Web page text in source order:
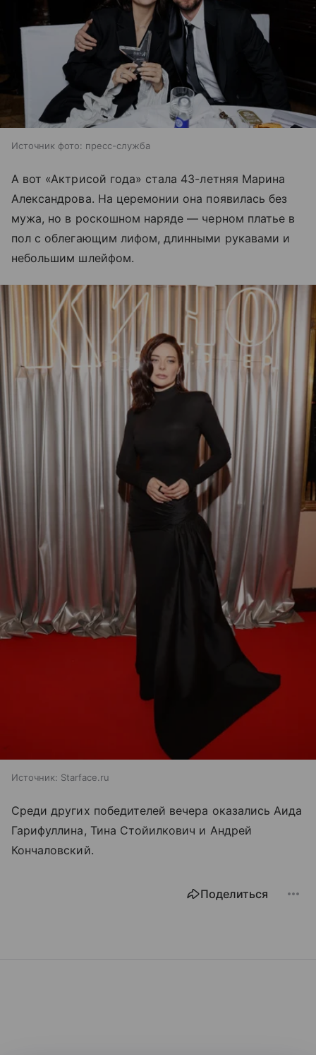
Источник фото: пресс-служба
А вот «Актрисой года» стала 43-летняя Марина
Александрова. На церемонии она появилась без
мужа, но в роскошном наряде — черном платье в
пол с облегающим лифом, длинными рукавами и
небольшим шлейфом.
Источник: Starface.ru
Среди других победителей вечера оказались Аида
Гарифуллина, Тина Стойилкович и Андрей
Кончаловский.
Поделиться